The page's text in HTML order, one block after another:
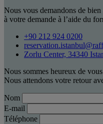
Nous vous demandons de
à votre demande à l’aide du
+90 212 924 0200
Zorlu Center, 34340
Nous sommes heureux de
Nous attendons votre retour
Nom
E-mail
Téléphone